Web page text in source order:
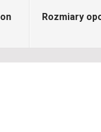
Rozmiary